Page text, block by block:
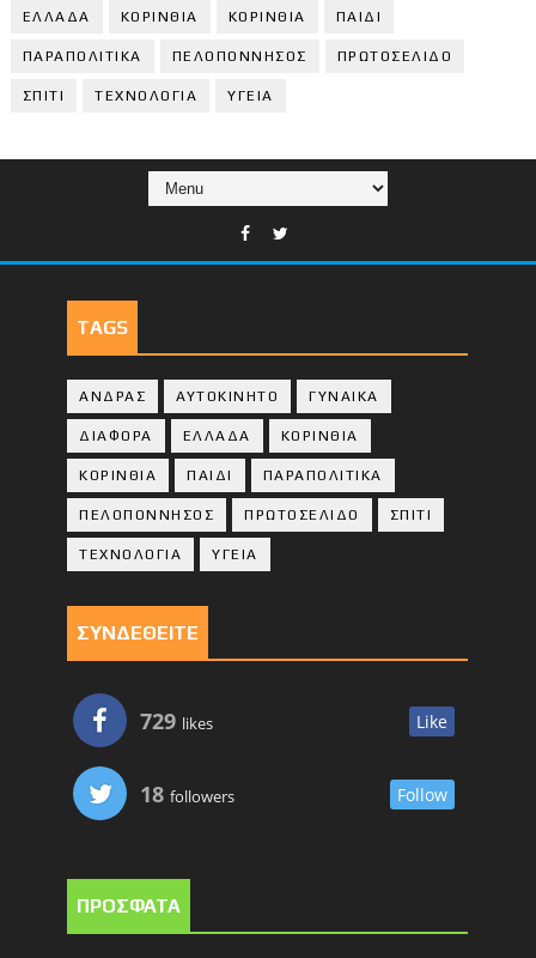
ΕΛΛΑΔΑ ΚΟΡΙΝΘΙΑ ΚΟΡΙΝΘΙA ΠΑΙΔΙ
ΠΑΡΑΠΟΛΙΤΙΚΑ ΠΕΛΟΠΟΝΝΗΣΟΣ ΠΡΩΤΟΣΕΛΙΔΟ
ΣΠΙΤΙ ΤΕΧΝΟΛΟΓΙΑ ΥΓΕΙΑ
TAGS
ΑΝΔΡΑΣ ΑΥΤΟΚΙΝΗΤΟ ΓΥΝΑΙΚΑ
ΔΙΑΦΟΡΑ ΕΛΛΑΔΑ ΚΟΡΙΝΘΙΑ
ΚΟΡΙΝΘΙA ΠΑΙΔΙ ΠΑΡΑΠΟΛΙΤΙΚΑ
ΠΕΛΟΠΟΝΝΗΣΟΣ ΠΡΩΤΟΣΕΛΙΔΟ ΣΠΙΤΙ
ΤΕΧΝΟΛΟΓΙΑ ΥΓΕΙΑ
ΣΥΝΔΕΘΕΙΤΕ
729 likes Like
18 followers Follow
ΠΡΟΣΦΑΤΑ